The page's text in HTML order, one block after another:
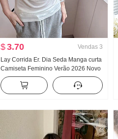
$3.70 Vendas 3
Lay Corrida Er. Dia Seda Manga curta
Camiseta Feminino Verão 2026 Novo
Frio Sentido Dentro Pegue O fundo do
poço Ajustado Voar Manga Top